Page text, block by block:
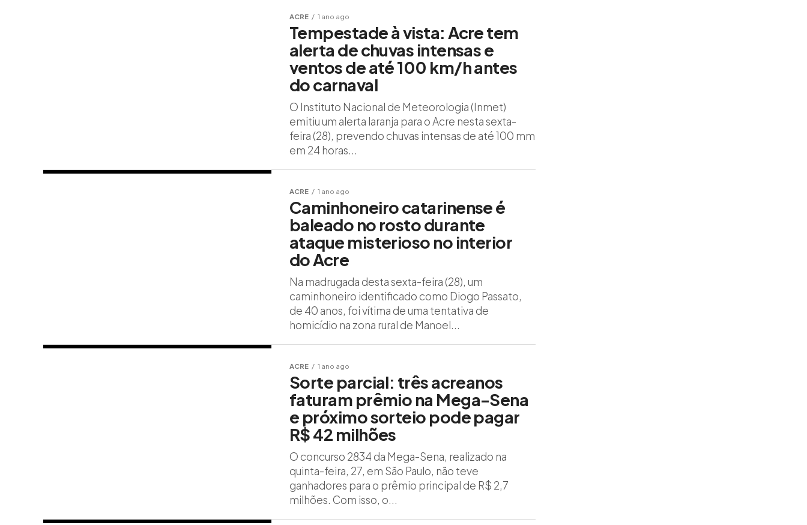
ACRE 1 ano ago
Tempestade à vista: Acre tem
alerta de chuvas intensas e
ventos de até 100 km/h antes
do carnaval
O Instituto Nacional de Meteorologia (Inmet)
emitiu um alerta laranja para o Acre nesta sexta-
feira (28), prevendo chuvas intensas de até 100 mm
em 24 horas...
ACRE 1 ano ago
Caminhoneiro catarinense é
baleado no rosto durante
ataque misterioso no interior
do Acre
Na madrugada desta sexta-feira (28), um
caminhoneiro identificado como Diogo Passato,
de 40 anos, foi vítima de uma tentativa de
homicídio na zona rural de Manoel...
ACRE 1 ano ago
Sorte parcial: três acreanos
faturam prêmio na Mega-Sena
e próximo sorteio pode pagar
R$ 42 milhões
O concurso 2834 da Mega-Sena, realizado na
quinta-feira, 27, em São Paulo, não teve
ganhadores para o prêmio principal de R$ 2,7
milhões. Com isso, o...